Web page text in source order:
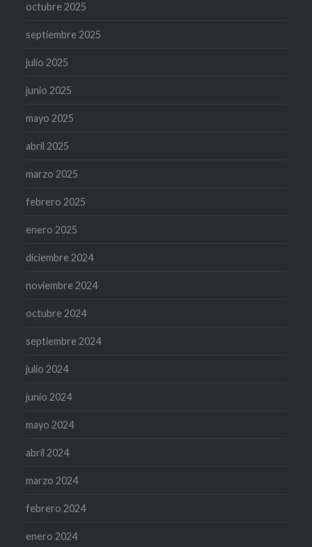
octubre 2025
septiembre 2025
julio 2025
junio 2025
mayo 2025
abril 2025
marzo 2025
febrero 2025
enero 2025
diciembre 2024
noviembre 2024
octubre 2024
septiembre 2024
julio 2024
junio 2024
mayo 2024
abril 2024
marzo 2024
febrero 2024
enero 2024